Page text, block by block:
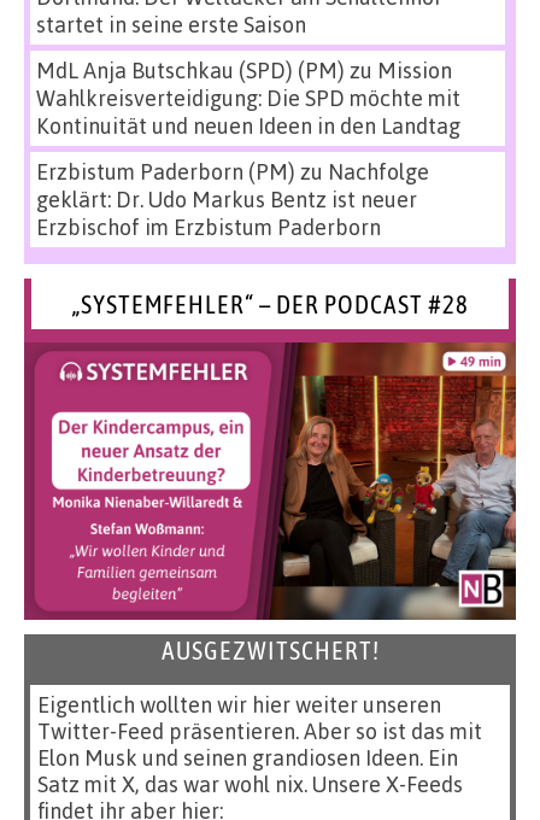
startet in seine erste Saison
MdL Anja Butschkau (SPD) (PM) zu Mission
Wahlkreisverteidigung: Die SPD möchte mit
Kontinuität und neuen Ideen in den Landtag
Erzbistum Paderborn (PM) zu Nachfolge
geklärt: Dr. Udo Markus Bentz ist neuer
Erzbischof im Erzbistum Paderborn
„SYSTEMFEHLER“ – DER PODCAST #28
AUSGEZWITSCHERT!
Eigentlich wollten wir hier weiter unseren
Twitter-Feed präsentieren. Aber so ist das mit
Elon Musk und seinen grandiosen Ideen. Ein
Satz mit X, das war wohl nix. Unsere X-Feeds
findet ihr aber hier: